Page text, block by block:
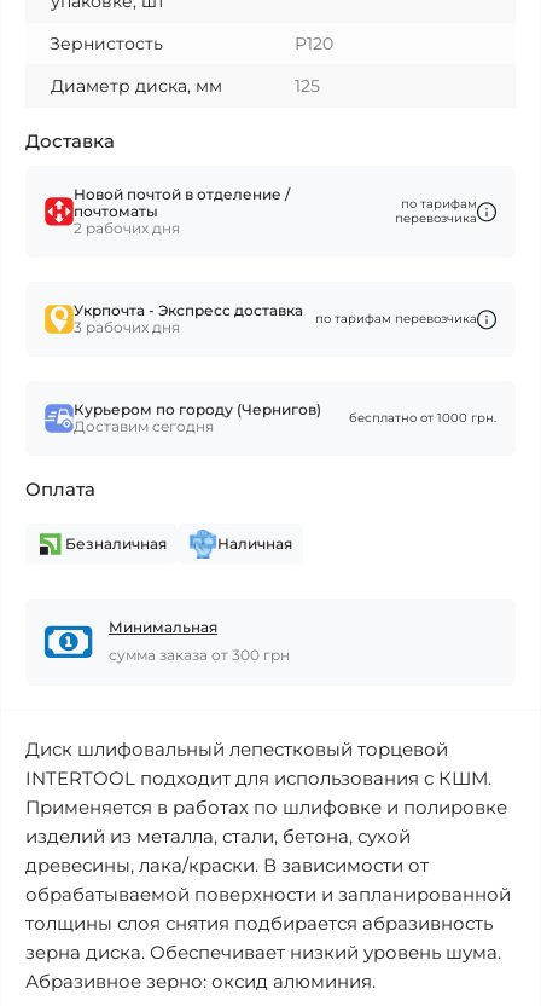
Зернистость
Р120
Диаметр диска, мм
125
Доставка
Новой почтой в отделение /
почтоматы
2 рабочих дня
по тарифам
перевозчика
Укрпочта - Экспресс доставка
3 рабочих дня
по тарифам перевозчика
Курьером по городу (Чернигов)
Доставим сегодня
бесплатно от 1000 грн.
Оплата
Безналичная Наличная
Минимальная
сумма заказа от 300 грн
Диск шлифовальный лепестковый торцевой
INTERTOOL подходит для использования с КШМ.
Применяется в работах по шлифовке и полировке
изделий из металла, стали, бетона, сухой
древесины, лака/краски. В зависимости от
обрабатываемой поверхности и запланированной
толщины слоя снятия подбирается абразивность
зерна диска. Обеспечивает низкий уровень шума.
Абразивное зерно: оксид алюминия.